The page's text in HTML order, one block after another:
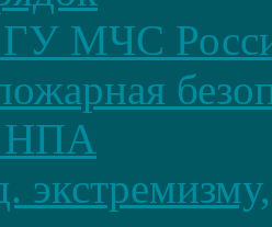
ГУ МЧС
НПА